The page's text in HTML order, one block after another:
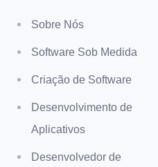
Sobre Nós
Software Sob Medida
Criação de Software
Desenvolvimento de
Aplicativos
Desenvolvedor de